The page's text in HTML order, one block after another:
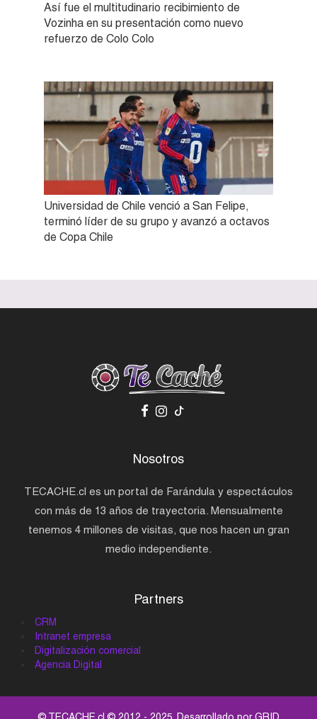
Así fue el multitudinario recibimiento de
Vozinha en su presentación como nuevo
refuerzo de Colo Colo
Universidad de Chile venció a San Felipe,
terminó líder de su grupo y avanzó a octavos
de Copa Chile
Nosotros
TECACHE.cl es un portal de Farándula y espectáculos
con más de 13 años de trayectoria. Mensualmente
tenemos 4 millones de visitas, que nos hacen un gran
medio independiente.
Partners
CRM
Intranet empresa
Digitalización comercial
Agencia Digital